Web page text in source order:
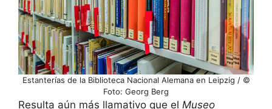
Estanterías de la Biblioteca Nacional Alemana en Leipzig / ©
Foto: Georg Berg
Resulta aún más llamativo que el Museo